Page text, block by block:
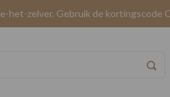
het-zelver. Gebruik de kortingscode